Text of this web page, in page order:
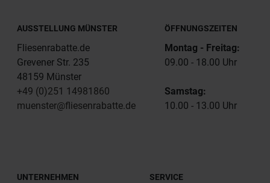
AUSSTELLUNG MÜNSTER
Fliesenrabatte.de
Grevener Str. 235
48159 Münster
+49 (0)251 14981860
muenster@fliesenrabatte.de
ÖFFNUNGSZEITEN
Montag - Freitag:
09.00 - 18.00 Uhr
Samstag:
10.00 - 13.00 Uhr
UNTERNEHMEN SERVICE